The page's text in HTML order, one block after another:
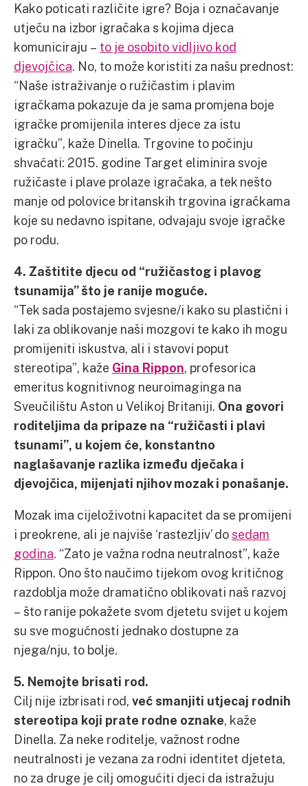
Kako poticati različite igre? Boja i označavanje
utječu na izbor igračaka s kojima djeca
komuniciraju – to je osobito vidljivo kod
djevojčica. No, to može koristiti za našu prednost:
“Naše istraživanje o ružičastim i plavim
igračkama pokazuje da je sama promjena boje
igračke promijenila interes djece za istu
igračku”, kaže Dinella. Trgovine to počinju
shvaćati: 2015. godine Target eliminira svoje
ružičaste i plave prolaze igračaka, a tek nešto
manje od polovice britanskih trgovina igračkama
koje su nedavno ispitane, odvajaju svoje igračke
po rodu.
4. Zaštitite djecu od “ružičastog i plavog
tsunamija” što je ranije moguće.
“Tek sada postajemo svjesne/i kako su plastični i
laki za oblikovanje naši mozgovi te kako ih mogu
promijeniti iskustva, ali i stavovi poput
stereotipa”, kaže Gina Rippon, profesorica
emeritus kognitivnog neuroimaginga na
Sveučilištu Aston u Velikoj Britaniji. Ona govori
roditeljima da pripaze na “ružičasti i plavi
tsunami”, u kojem će, konstantno
naglašavanje razlika između dječaka i
djevojčica, mijenjati njihov mozak i ponašanje.
Mozak ima cijeloživotni kapacitet da se promijeni
i preokrene, ali je najviše ‘rastezljiv’ dosedam
godina. “Zato je važna rodna neutralnost”, kaže
Rippon. Ono što naučimo tijekom ovog kritičnog
razdoblja može dramatično oblikovati naš razvoj
– što ranije pokažete svom djetetu svijet u kojem
su sve mogućnosti jednako dostupne za
njega/nju, to bolje.
5. Nemojte brisati rod.
Cilj nije izbrisati rod, već smanjiti utjecaj rodnih
stereotipa koji prate rodne oznake, kaže
Dinella. Za neke roditelje, važnost rodne
neutralnosti je vezana za rodni identitet djeteta,
no za druge je cilj omogućiti djeci da istražuju